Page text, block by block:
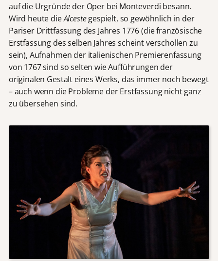
auf die Urgründe der Oper bei Monteverdi besann.
Wird heute dieAlcestegespielt, so gewöhnlich in der
Pariser Drittfassung des Jahres 1776 (die französische
Erstfassung des selben Jahres scheint verschollen zu
sein), Aufnahmen der italienischen Premierenfassung
von 1767 sind so selten wie Aufführungen der
originalen Gestalt eines Werks, das immer noch bewegt
– auch wenn die Probleme der Erstfassung nicht ganz
zu übersehen sind.